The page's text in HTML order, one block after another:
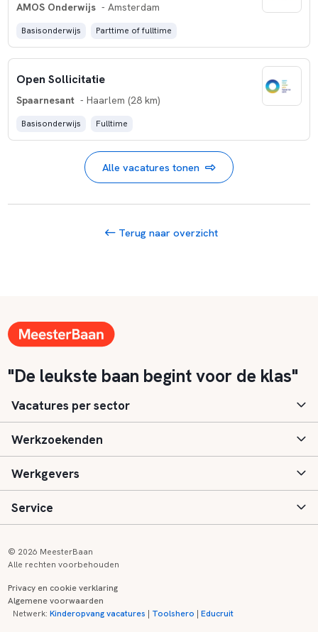
AMOS Onderwijs - Amsterdam
Basisonderwijs Parttime of fulltime
Open Sollicitatie
Spaarnesant - Haarlem (28 km)
Basisonderwijs Fulltime
Alle vacatures tonen
Terug naar overzicht
"De leukste baan begint voor de klas"
Vacatures per sector
Basisonderwijs
Speciaal (basis) onderwijs
Voortgezet onderwijs
Kinderopvang
Werkzoekenden
Aanmelden
Vacatures
Zij-instroom informatie
Werkgevers
Inloggen
Registreren
Service
Onderwijs links
© 2026 MeesterBaan
Alle rechten voorbehouden
Privacy en cookie verklaring
Algemene voorwaarden
Netwerk:Kinderopvang vacatures | Toolshero |Educruit